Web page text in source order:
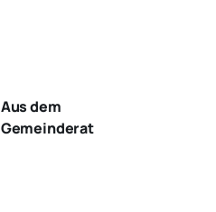
Aus dem
Gemeinderat